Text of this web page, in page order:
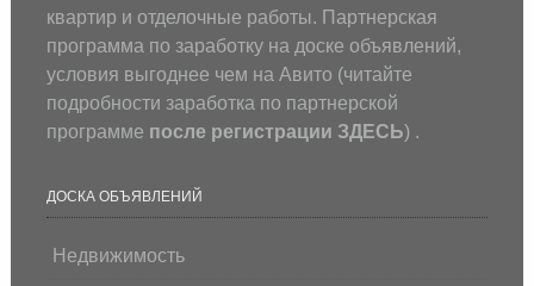
квартир и отделочные работы. Партнерская
программа по заработку на доске объявлений,
условия выгоднее чем на Авито (читайте
подробности заработка по партнерской
программе после регистрации ЗДЕСЬ) .
ДОСКА ОБЪЯВЛЕНИЙ
Недвижимость